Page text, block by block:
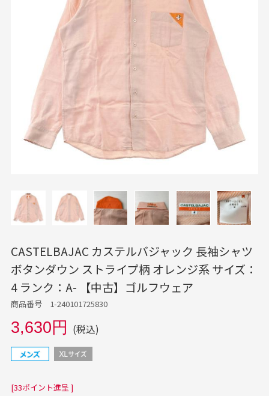
CASTELBAJAC カステルバジャック 長袖シャツ
ボタンダウン ストライプ柄 オレンジ系 サイズ：
4 ランク：A- 【中古】ゴルフウェア
商品番号 1-240101725830
3,630円 (税込)
[33ポイント進呈 ]